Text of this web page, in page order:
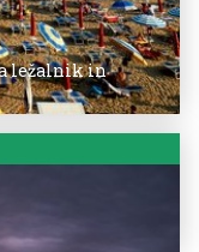
ležalnik in